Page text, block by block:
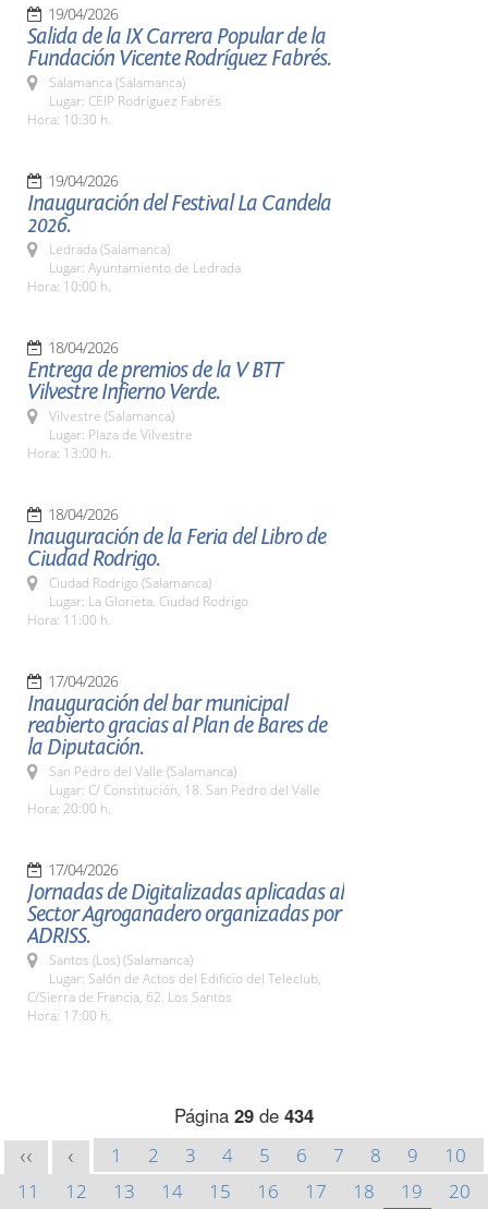
19/04/2026
Salida de la IX Carrera Popular de la
Fundación Vicente Rodríguez Fabrés.
Salamanca (Salamanca)
Lugar: CEIP Rodríguez Fabrés
Hora: 10:30 h.
19/04/2026
Inauguración del Festival La Candela
2026.
Ledrada (Salamanca)
Lugar: Ayuntamiento de Ledrada
Hora: 10:00 h.
18/04/2026
Entrega de premios de la V BTT
Vilvestre Infierno Verde.
Vilvestre (Salamanca)
Lugar: Plaza de Vilvestre
Hora: 13:00 h.
18/04/2026
Inauguración de la Feria del Libro de
Ciudad Rodrigo.
Ciudad Rodrigo (Salamanca)
Lugar: La Glorieta. Ciudad Rodrigo
Hora: 11:00 h.
17/04/2026
Inauguración del bar municipal
reabierto gracias al Plan de Bares de
la Diputación.
San Pedro del Valle (Salamanca)
Lugar: C/ Constitución, 18. San Pedro del Valle
Hora: 20:00 h.
17/04/2026
Jornadas de Digitalizadas aplicadas al
Sector Agroganadero organizadas por
ADRISS.
Santos (Los) (Salamanca)
Lugar: Salón de Actos del Edificio del Teleclub,
C/Sierra de Francia, 62. Los Santos
Hora: 17:00 h.
Página 29 de 434
<< < 1 2 3 4 5 6 7 8 9
10
11
12 13 14 15 16 17 18 19
20